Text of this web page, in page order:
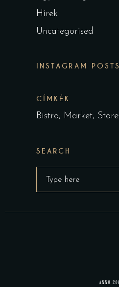
Hírek
Uncategorised
INSTAGRAM POSTS
CÍMKÉK
Bistro Market Store
SEARCH